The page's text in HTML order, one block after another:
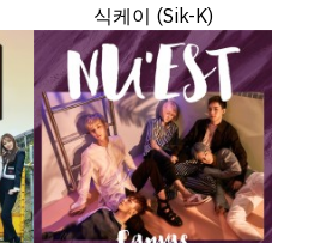
식케이 (Sik-K)